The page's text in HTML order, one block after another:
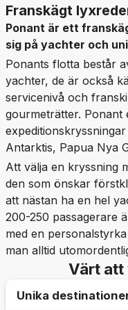
Franskägt
Ponant är ett
sig på yachter och
Ponants flotta består
yachter, de är också
servicenivå och
gourmeträtter. Ponant
Antarktis, Papua Nya
Att välja en kryssning
den som önskar
att nästan ha en hel
200-250 passagerare
med en
man alltid
Värt att
Unika